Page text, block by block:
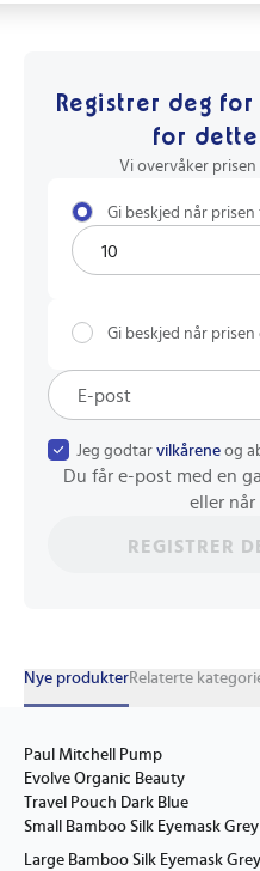
Registrer deg
for
Vi overvåker
Gi beskjed når prisen
Gi beskjed når prisen
Jeg godtar vilkårene og
Du får e-post med en
eller
REGISTRER
Nye produkterRelaterte
Paul Mitchell Pump
Evolve Organic Beauty
Travel Pouch Dark Blue
Small Bamboo Silk Eyemask Grey
Large Bamboo Silk Eyemask